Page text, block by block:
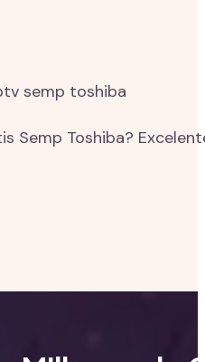
Semp Toshiba?